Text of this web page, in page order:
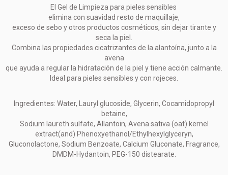
El Gel de Limpieza para pieles sensibles
elimina con suavidad resto de maquillaje,
exceso de sebo y otros productos cosméticos, sin dejar tirante y
seca la piel.
Combina las propiedades cicatrizantes de la alantoína, junto a la
avena
que ayuda a regular la hidratación de la piel y tiene acción calmante.
Ideal para pieles sensibles y con rojeces.
Ingredientes: Water, Lauryl glucoside, Glycerin, Cocamidopropyl
betaine,
Sodium laureth sulfate, Allantoin, Avena sativa (oat) kernel
extract(and) Phenoxyethanol/Ethylhexylglyceryn,
Gluconolactone, Sodium Benzoate, Calcium Gluconate, Fragrance,
DMDM-Hydantoin, PEG-150 distearate.